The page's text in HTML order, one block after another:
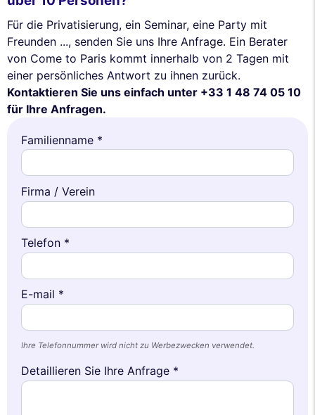
Für die Privatisierung, ein Seminar, eine Party mit
Freunden ..., senden Sie uns Ihre Anfrage. Ein Berater
von Come to Paris kommt innerhalb von 2 Tagen mit
einer persönliches Antwort zu ihnen zurück.
Kontaktieren Sie uns einfach unter +33 1 48 74 05 10
für Ihre Anfragen.
Familienname *
Firma / Verein
Telefon *
E-mail *
Ihre Telefonnummer wird nicht zu Werbezwecken verwendet.
Detaillieren Sie Ihre Anfrage *